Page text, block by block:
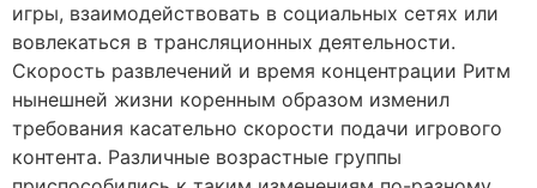
игры, взаимодействовать в социальных сетях или
вовлекаться в трансляционных деятельности.
Скорость развлечений и время концентрации Ритм
нынешней жизни коренным образом изменил
требования касательно скорости подачи игрового
контента. Различные возрастные группы